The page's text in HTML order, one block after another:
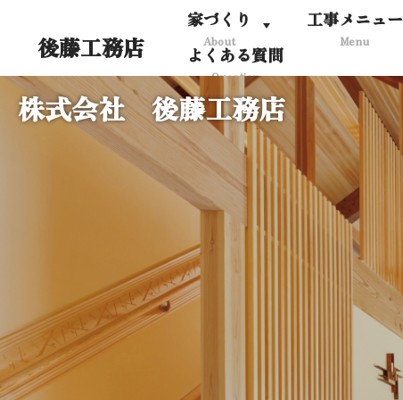
ン
テ
ン
後藤工務店
家づくり
About
工事メニュー
Menu
よくある質問
Question
株式会社 後藤工務店